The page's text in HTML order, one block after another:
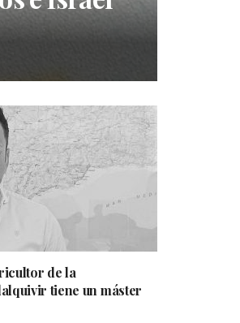
de la
tiene un máster